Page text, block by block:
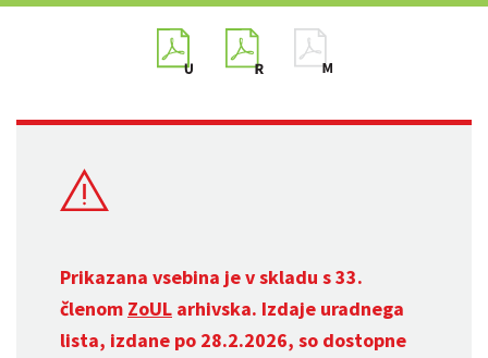
Prikazana vsebina je v skladu s 33.
členom ZoUL arhivska. Izdaje uradnega
lista, izdane po 28.2.2026, so dostopne